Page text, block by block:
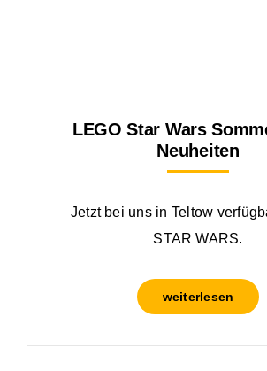
LEGO Star Wars
Neuheiten
Jetzt bei uns in Teltow
STAR WARS.
weiterlesen